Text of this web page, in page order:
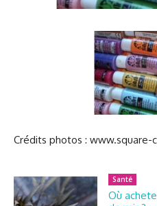
Crédits photos : www.square-
Santé
Où